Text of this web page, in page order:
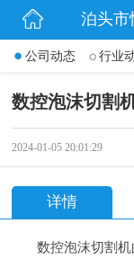
公司动态 行业
数控泡沫切割
2024-01-05 20:01:29
详情
数控泡沫切割